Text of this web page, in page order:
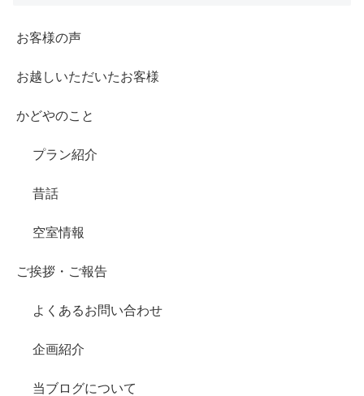
お客様の声
お越しいただいたお客様
かどやのこと
プラン紹介
昔話
空室情報
ご挨拶・ご報告
よくあるお問い合わせ
企画紹介
当ブログについて